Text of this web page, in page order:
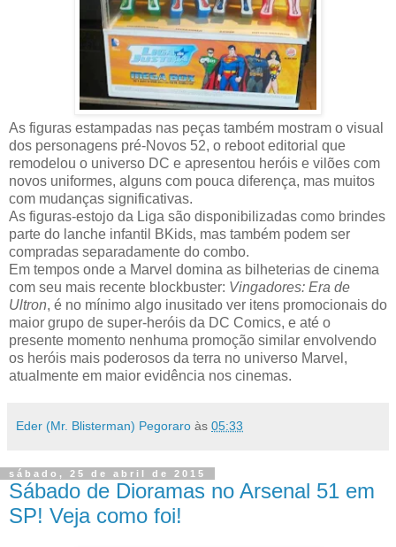
As figuras estampadas nas peças também mostram o visual
dos personagens pré-Novos 52, o reboot editorial que
remodelou o universo DC e apresentou heróis e vilões com
novos uniformes, alguns com pouca diferença, mas muitos
com mudanças significativas.
As figuras-estojo da Liga são disponibilizadas como brindes
parte do lanche infantil BKids, mas também podem ser
compradas separadamente do combo.
Em tempos onde a Marvel domina as bilheterias de cinema
com seu mais recente blockbuster: Vingadores: Era de
Ultron, é no mínimo algo inusitado ver itens promocionais do
maior grupo de super-heróis da DC Comics, e até o
presente momento nenhuma promoção similar envolvendo
os heróis mais poderosos da terra no universo Marvel,
atualmente em maior evidência nos cinemas.
Eder (Mr. Blisterman) Pegoraro às 05:33
sábado, 25 de abril de 2015
Sábado de Dioramas no Arsenal 51 em
SP! Veja como foi!